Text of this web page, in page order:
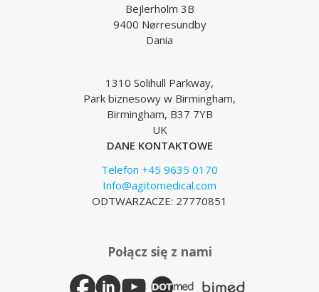
Bejlerholm 3B
9400 Nørresundby
Dania
1310 Solihull Parkway,
Park biznesowy w Birmingham,
Birmingham, B37 7YB
UK
DANE KONTAKTOWE
Telefon +45 9635 0170
Info@agitomedical.com
ODTWARZACZE: 27770851
Połącz się z nami